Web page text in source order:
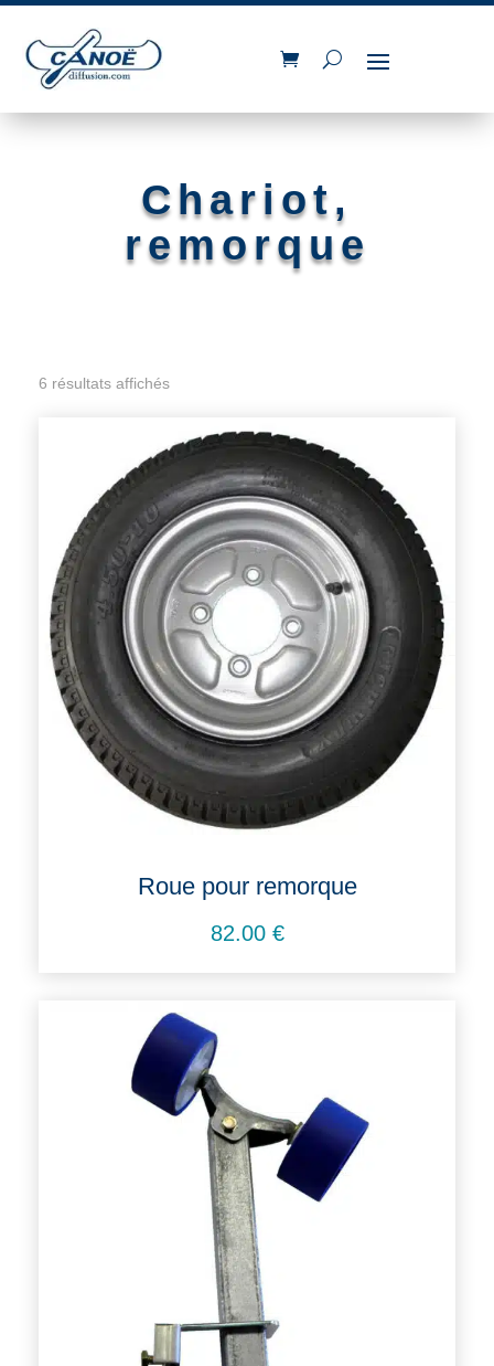
Chariot,
remorque
6 résultats affichés
Roue pour remorque
82.00 €